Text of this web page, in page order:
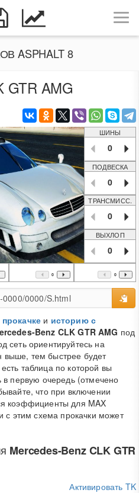
ASPHALT 8
GTR AMG
ШИНЫ
0
ПОДВЕСКА
0
ТРАНСМИСС.
0
ВЫХЛОП
0
0 0
и историю с
Benz CLK GTR AMG под
сеть ориентируйтесь на
выше, тем быстрее будет
таблица по которой вы
в первую очередь (отмечено
что при включении
коэффициенты для MAX
с этим схема прокачки может
Mercedes-Benz CLK GTR
Активировать TK